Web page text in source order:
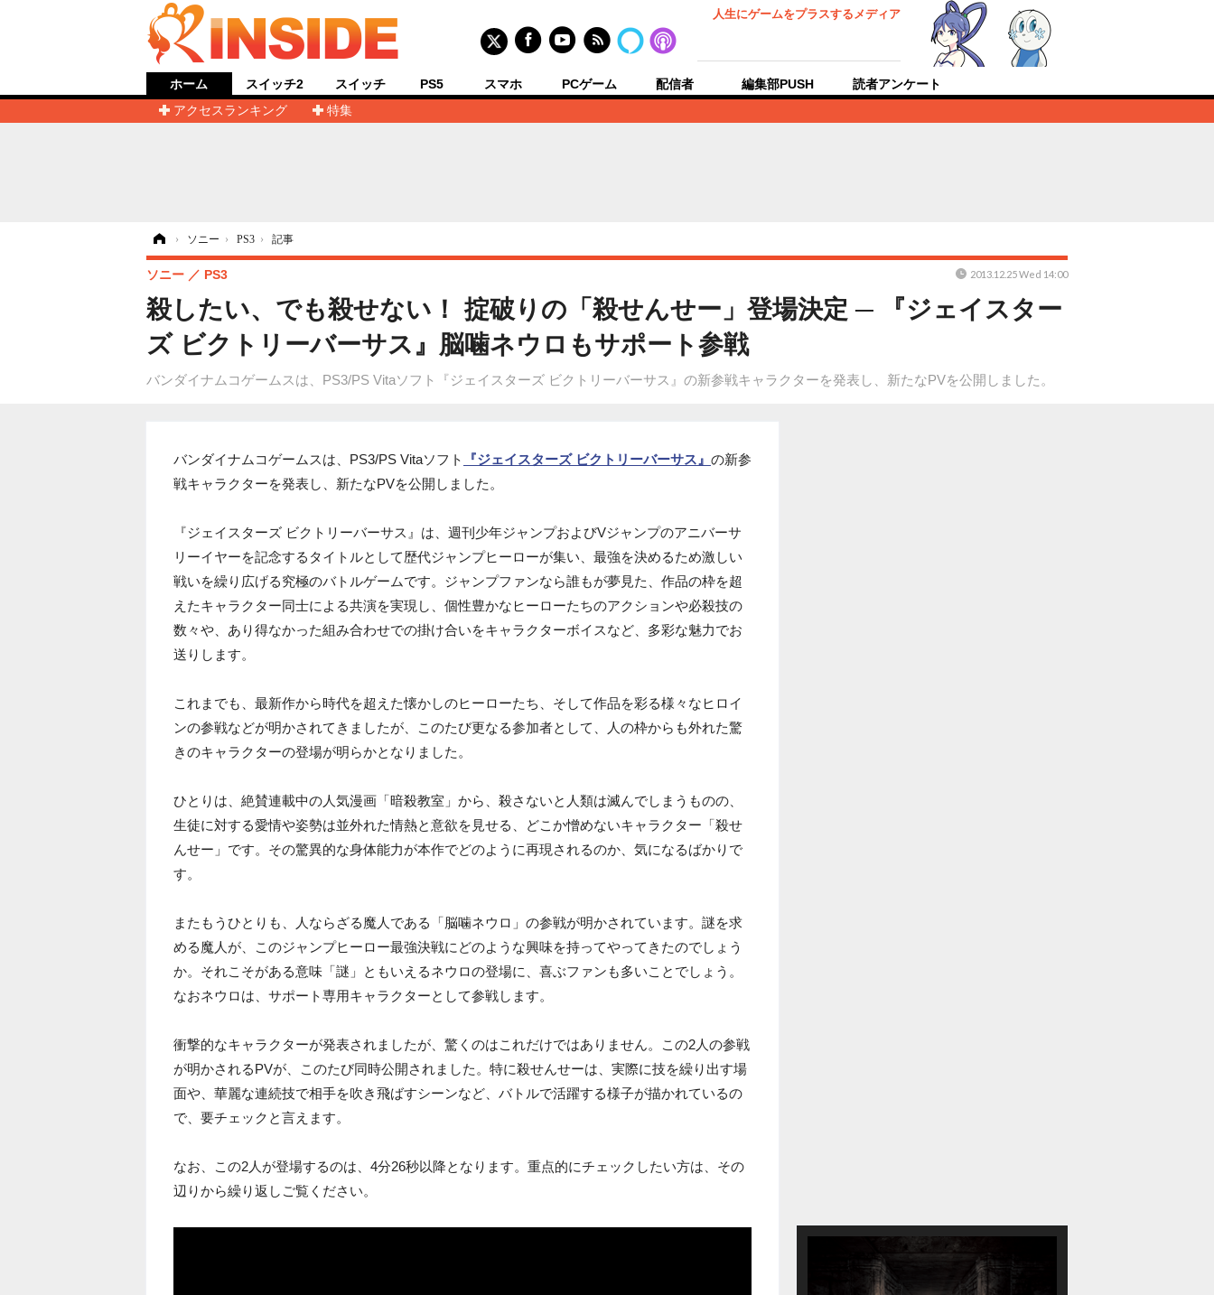
人生にゲームをプラスするメディア
ホーム
アクセスランキング
特集
スイッチ2 スイッチ PS5 スマホ PCゲーム 配信者 編集部PUSH 読者アンケート
› ソニー › PS3 › 記事
殺したい、でも殺せない！ 掟破りの「殺せんせー」登場決定 ─ 『ジェイスター
ズ ビクトリーバーサス』脳噛ネウロもサポート参戦
バンダイナムコゲームスは、PS3/PS Vitaソフト『ジェイスターズ ビクトリーバーサス』の新参戦キャラクターを発表し、新たなPVを公開しました。
ソニー PS3 2013.12.25 Wed 14:00
バンダイナムコゲームスは、PS3/PS Vitaソフト 『ジェイスターズ ビクトリーバーサス』 の新参
戦キャラクターを発表し、新たなPVを公開しました。
『ジェイスターズ ビクトリーバーサス』は、週刊少年ジャンプおよびVジャンプのアニバーサ
リーイヤーを記念するタイトルとして歴代ジャンプヒーローが集い、最強を決めるため激しい
戦いを繰り広げる究極のバトルゲームです。ジャンプファンなら誰もが夢見た、作品の枠を超
えたキャラクター同士による共演を実現し、個性豊かなヒーローたちのアクションや必殺技の
数々や、あり得なかった組み合わせでの掛け合いをキャラクターボイスなど、多彩な魅力でお
送りします。
これまでも、最新作から時代を超えた懐かしのヒーローたち、そして作品を彩る様々なヒロイ
ンの参戦などが明かされてきましたが、このたび更なる参加者として、人の枠からも外れた驚
きのキャラクターの登場が明らかとなりました。
ひとりは、絶賛連載中の人気漫画「暗殺教室」から、殺さないと人類は滅んでしまうものの、
生徒に対する愛情や姿勢は並外れた情熱と意欲を見せる、どこか憎めないキャラクター「殺せ
んせー」です。その驚異的な身体能力が本作でどのように再現されるのか、気になるばかりで
す。
またもうひとりも、人ならざる魔人である「脳噛ネウロ」の参戦が明かされています。謎を求
める魔人が、このジャンプヒーロー最強決戦にどのような興味を持ってやってきたのでしょう
か。それこそがある意味「謎」ともいえるネウロの登場に、喜ぶファンも多いことでしょう。
なおネウロは、サポート専用キャラクターとして参戦します。
衝撃的なキャラクターが発表されましたが、驚くのはこれだけではありません。この2人の参戦
が明かされるPVが、このたび同時公開されました。特に殺せんせーは、実際に技を繰り出す場
面や、華麗な連続技で相手を吹き飛ばすシーンなど、バトルで活躍する様子が描かれているの
で、要チェックと言えます。
なお、この2人が登場するのは、4分26秒以降となります。重点的にチェックしたい方は、その
辺りから繰り返しご覧ください。